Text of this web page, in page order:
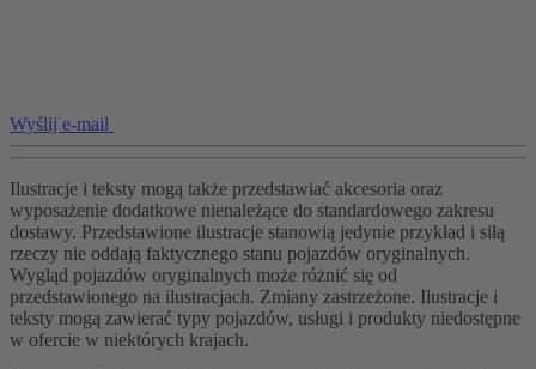
Wyślij e-mail
Ilustracje i teksty mogą także przedstawiać akcesoria oraz
wyposażenie dodatkowe nienależące do standardowego zakresu
dostawy. Przedstawione ilustracje stanowią jedynie przykład i siłą
rzeczy nie oddają faktycznego stanu pojazdów oryginalnych.
Wygląd pojazdów oryginalnych może różnić się od
przedstawionego na ilustracjach. Zmiany zastrzeżone. Ilustracje i
teksty mogą zawierać typy pojazdów, usługi i produkty niedostępne
w ofercie w niektórych krajach.